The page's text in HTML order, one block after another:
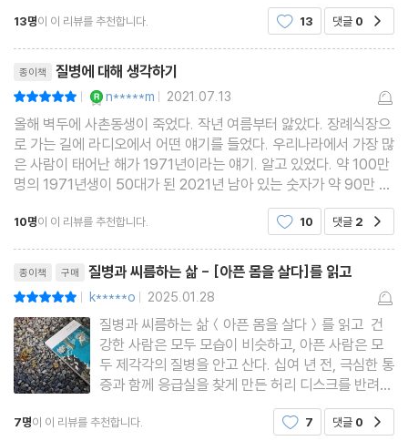
빈맥으로 심장이 멈추는 일이 있었고, 40세에는 고
13명이 이 리뷰를 추천합니다. 13 댓글 0
종이책 질병에 대해 생각하기
| n*****m | 2021.07.13
올해 벽두에 사촌동생이 죽었다. 작년 여름부터 앓았다. 장례식장으
로 가는 길에 라디오에서 어떤 얘기를 들었다. 우리나라에서 가장 많
은 사람이 태어난 해가 1971년이라는 얘기. 알고 있었다. 약 100만
명의 1971년생이 50대가 된 2021년 남아 있는 숫자가 약 90만 명
이라고 했다. 1/10은 죽었다는 얘기다. 그렇게 생각했다. 아직 50이
되지 못한 사촌동생이긴 하지만, 그 10%에 속하는
10명이 이 리뷰를 추천합니다. 10 댓글 2
종이책 구매 질병과 씨름하는 삶 - [아픈 몸을 살다]를 읽고
| k*****o | 2025.01.28
질병과 씨름하는 삶＜아픈 몸을 살다＞를 읽고 건
강한 사람은 모두 모습이 비슷하고, 아픈 사람은 모
두 제각각의 질병을 안고 산다. 십여 년 전, 극심한 통
증과 함께 응급실을 찾게 만든 허리 디스크를 반려병
으로 맞이한 뒤부터 평일에는 수영을, 주말에는 걷기
를 예방주사 맞듯이 해오고 있다. 이제는 나에게 '젊
7명이 이 리뷰를 추천합니다. 7 댓글 0